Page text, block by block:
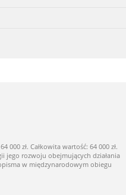
zł. Całkowita wartość: 64 000 zł.
jego rozwoju obejmujących działania
w międzynarodowym obiegu